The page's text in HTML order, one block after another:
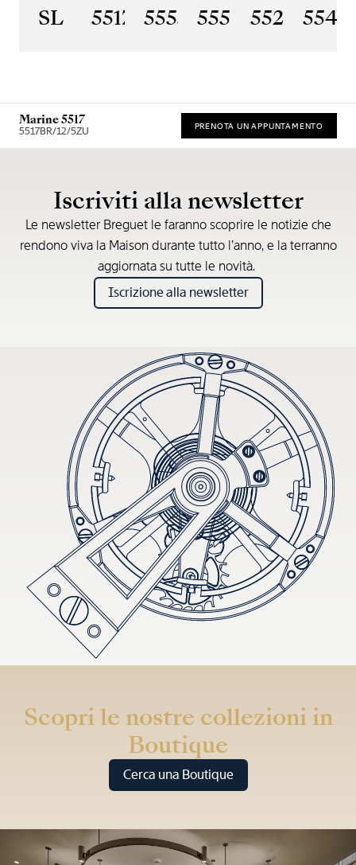
SL
5517BR/Y2/9ZU
5555BH/YS/9WV
5557BR/YS/
5527BR/
Marine 5517
5517BR/12/5ZU PRENOTA UN APPUNTAMENTO
Iscriviti alla newsletter
Le newsletter Breguet le faranno scoprire le notizie che
rendono viva la Maison durante tutto l’anno, e la terranno
aggiornata su tutte le novità.
Iscrizione alla newsletter
Scopri le nostre collezioni in
Boutique
Cerca una Boutique